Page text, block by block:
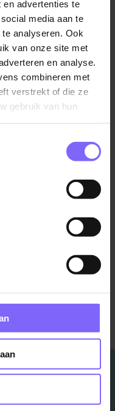
en advertenties te
media aan te
analyseren. Ook
van onze site met
en analyse.
combineren met
verstrekt of die ze
gebruik van hun
pad uit te
teambuilding,
meer.
makkelijk het overzicht
makkelijk tussen
en
via
Bies